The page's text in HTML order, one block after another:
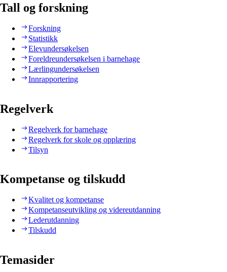
Tall og forskning
Forskning
Statistikk
Elevundersøkelsen
Foreldreundersøkelsen i barnehage
Lærlingundersøkelsen
Innrapportering
Regelverk
Regelverk for barnehage
Regelverk for skole og opplæring
Tilsyn
Kompetanse og tilskudd
Kvalitet og kompetanse
Kompetanseutvikling og videreutdanning
Lederutdanning
Tilskudd
Temasider